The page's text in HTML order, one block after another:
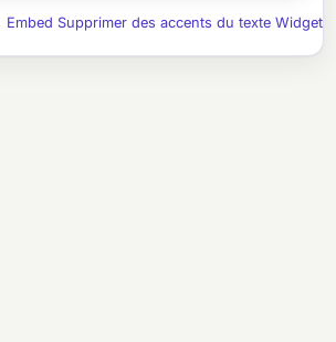
Embed Supprimer des accents du texte Widget